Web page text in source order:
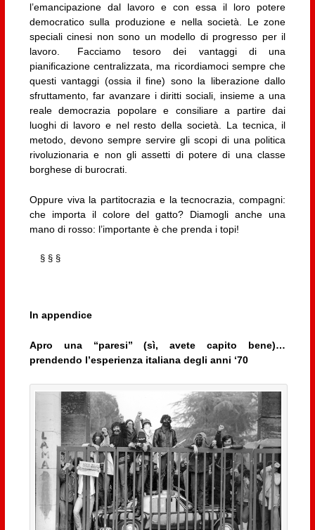
l’emancipazione dal lavoro e con essa il loro potere
democratico sulla produzione e nella società. Le zone
speciali cinesi non sono un modello di progresso per il
lavoro. Facciamo tesoro dei vantaggi di una
pianificazione centralizzata, ma ricordiamoci sempre che
questi vantaggi (ossia il fine) sono la liberazione dallo
sfruttamento, far avanzare i diritti sociali, insieme a una
reale democrazia popolare e consiliare a partire dai
luoghi di lavoro e nel resto della società. La tecnica, il
metodo, devono sempre servire gli scopi di una politica
rivoluzionaria e non gli assetti di potere di una classe
borghese di burocrati.
Oppure viva la partitocrazia e la tecnocrazia, compagni:
che importa il colore del gatto? Diamogli anche una
mano di rosso: l’importante è che prenda i topi!
§ § §
In appendice
Apro una “paresi” (sì, avete capito bene)…
prendendo l’esperienza italiana degli anni ‘70